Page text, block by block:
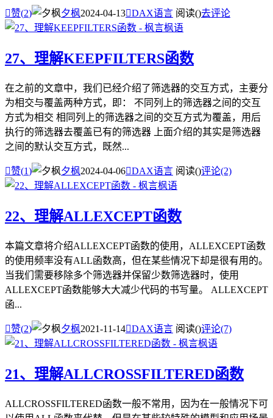
赞(2) 夕枫2024-04-13DAX语言 阅读()去评论
27、理解KEEPFILTERS函数
在之前的文章中，我们已经介绍了筛选器的交互方式，主要分
为相交与覆盖两种方式，即： 不同列上的筛选器之间的交互
方式为相交 相同列上的筛选器之间的交互方式为覆盖，用后
执行的筛选器去覆盖已有的筛选器 上面介绍的其实是筛选器
之间的默认交互方式，既然...
赞(1) 夕枫2024-04-06DAX语言 阅读()评论(2)
22、理解ALLEXCEPT函数
本篇文章将介绍ALLEXCEPT函数的使用，ALLEXCEPT函数
的使用频率没有ALL函数高，但在某些情况下却是很有用的。
当我们需要移除多个筛选器并保留少数筛选器时，使用
ALLEXCEPT函数能够大大减少代码的书写量。 ALLEXCEPT
函...
赞(2) 夕枫2021-11-14DAX语言 阅读()评论(7)
21、理解ALLCROSSFILTERED函数
ALLCROSSFILTERED函数一般不常用，因为在一般情况下可